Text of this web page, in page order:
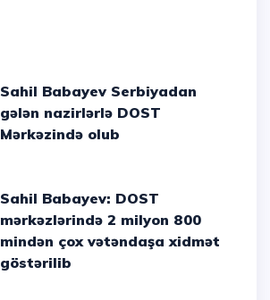
Sahil Babayev Serbiyadan
gələn nazirlərlə DOST
Mərkəzində olub
Sahil Babayev: DOST
mərkəzlərində 2 milyon 800
mindən çox vətəndaşa xidmət
göstərilib